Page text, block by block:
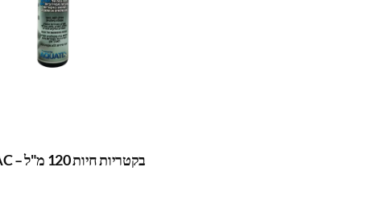
בקטריות חיות 120 מ"ל – XBAC